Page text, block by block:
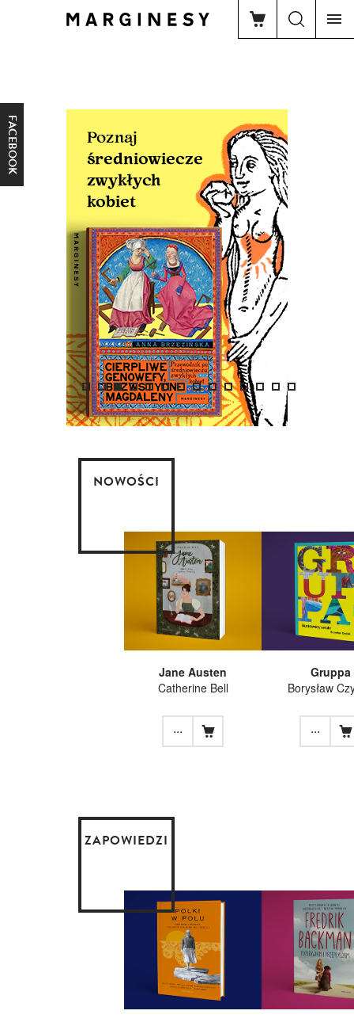
FACEBOOK
NOWOŚCI
Jane Austen
Catherine Bell
...
Gruppa
Borysław
...
ZAPOWIEDZI